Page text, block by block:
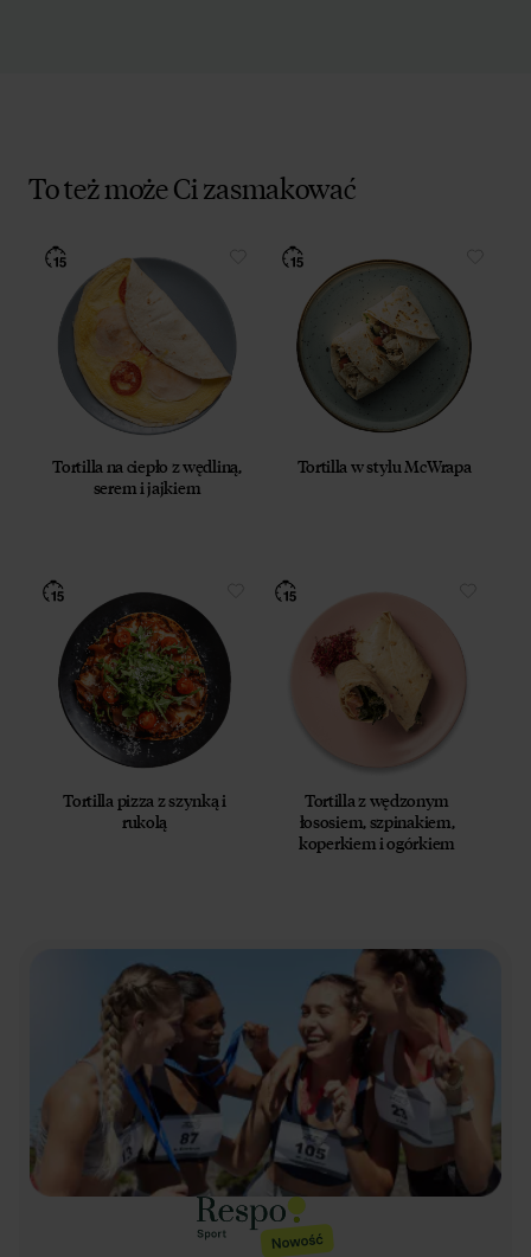
To też może Ci zasmakować
Tortilla na ciepło z wędliną,
serem i jajkiem
Tortilla w stylu McWrapa
Tortilla pizza z szynką i
rukolą
Tortilla z wędzonym
łososiem, szpinakiem,
koperkiem i ogórkiem